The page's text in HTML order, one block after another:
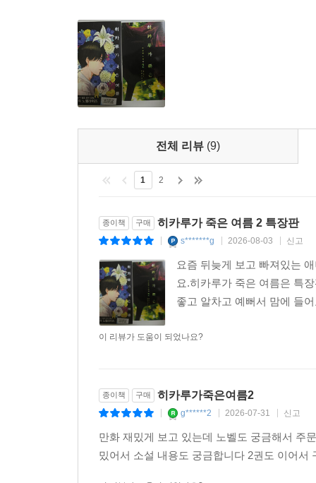
전체 리뷰(9)
종이책 구매 히카루가 죽은 여름 2 특장판
| s*******g | 2026-08-03 | 신고
요즘 뒤늦게 보고 빠져있는
요.히카루가 죽은 여름은 특
종이책 구매 히카루가죽은여름2
| g******2 | 2026-07-31 | 신고
만화 재밌게 보고 있는데 노벨도 궁금해서 주